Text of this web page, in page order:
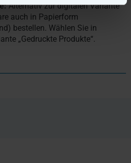
Alternativ zur digitalen Variante
auch in Papierform
bestellen. Wählen Sie in
„Gedruckte Produkte“.